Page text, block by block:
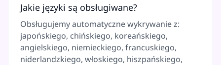
Jakie języki są obsługiwane?
Obsługujemy automatyczne wykrywanie z:
japońskiego, chińskiego, koreańskiego,
angielskiego, niemieckiego, francuskiego,
niderlandzkiego, włoskiego, hiszpańskiego,